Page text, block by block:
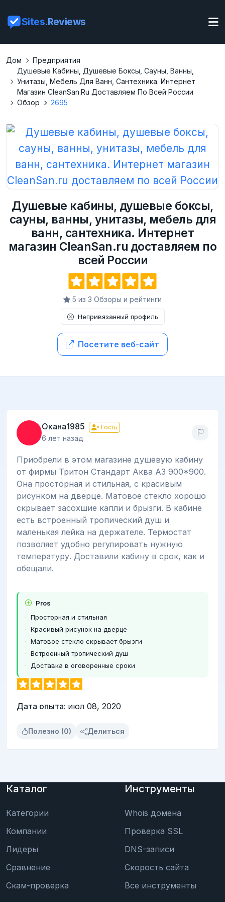
Sites.Reviews
Дом
Предприятия
Душевые Кабины, Душевые Боксы, Сауны, Ванны,
Унитазы, Мебель Для Ванн, Сантехника. Интернет
Магазин CleanSan.ru Доставляем По Всей России
Обзор
2695
Душевые кабины, душевые боксы,
сауны, ванны, унитазы, мебель для
ванн, сантехника. Интернет
магазин CleanSan.ru доставляем по
всей России
5 из 3 Обзоры и рейтинги
Непривязанный профиль
Посетите веб-сайт
Окана1985 Гость
6 лет назад
Приобрели в этом магазине душевую кабину
от фирмы Тритон Стандарт Аква А3 900*900.
Она просторная и стильная, с красивым
рисунком на дверце. Матовое стекло хорошо
скрывает засохшие капли и брызги. В кабине
есть встроенный тропический душ и
маленькая лейка на держателе. Термостат
позволяет удобно регулировать нужную
температуру. Доставили кабину в срок, как и
обещали.
Pros
Просторная и стильная
Красивый рисунок на дверце
Матовое стекло скрывает брызги
Встроенный тропический душ
Доставка в оговоренные сроки
Дата опыта: июл 08, 2020
Полезно (0) Делиться
Каталог
Категории
Компании
Лидеры
Сравнение
Скам-проверка
Инструменты
Whois домена
Проверка SSL
DNS-записи
Скорость сайта
Все инструменты